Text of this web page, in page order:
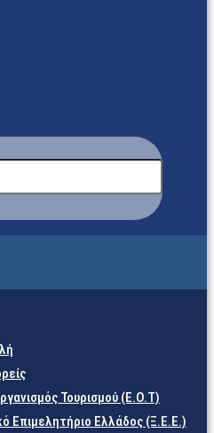
Τουρισμού (Ε.Ο.Τ)
Επιμελητήριο Ελλάδος (Ξ.Ε.Ε.)